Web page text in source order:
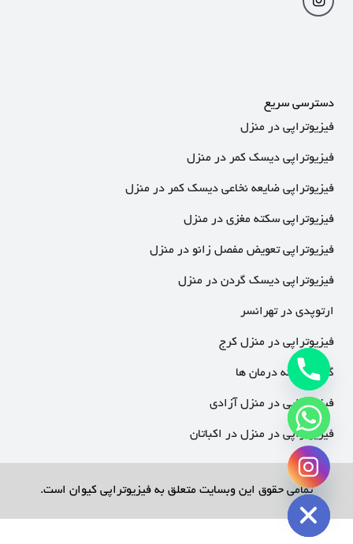
دسترسی سریع
فیزیوتراپی در منزل
فیزیوتراپی دیسک کمر در منزل
فیزیوتراپی ضایعه نخاعی دیسک کمر در منزل
فیزیوتراپی سکته مغزی در منزل
فیزیوتراپی تعویض مفصل زانو در منزل
فیزیوتراپی دیسک گردن در منزل
ارتوپدی در تهرانسر
فیزیوتراپی در منزل کرج
گالری نمونه درمان ها
فیزیوتراپی در منزل آزادی
فیزیوتراپی در منزل در اکباتان
تمامی حقوق این وبسایت متعلق به فیزیوتراپی کیوان است.Hide
chaty